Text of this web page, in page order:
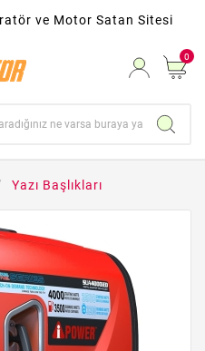
ve Motor Satan Sitesi
0
Yazı Başlıkları